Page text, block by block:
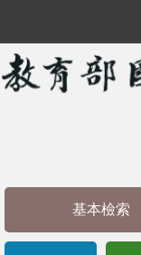
基本檢索